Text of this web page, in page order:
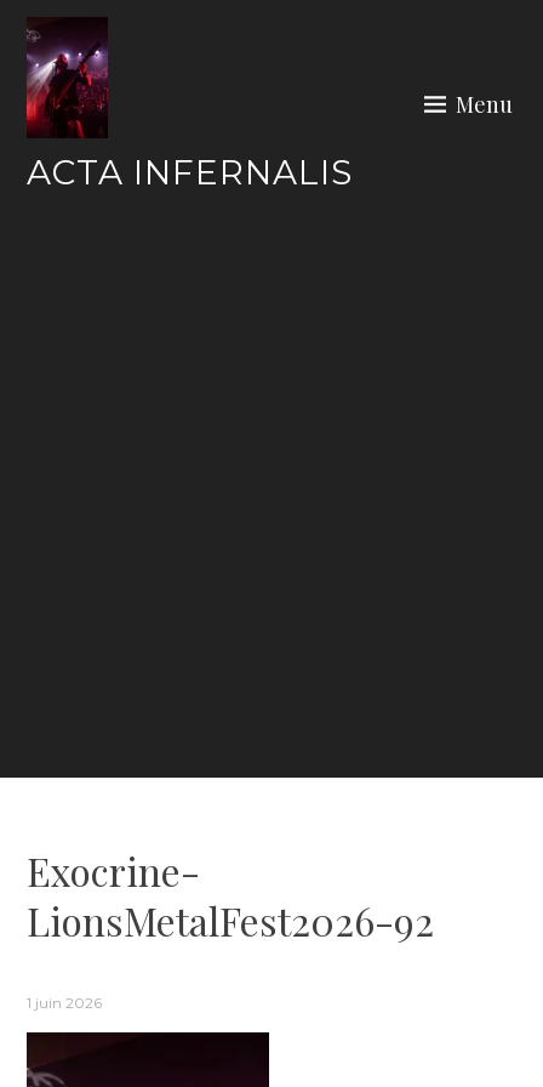
Skip
content
ACTA INFERNALIS
Menu
Exocrine-
LionsMetalFest2026-92
1 juin 2026